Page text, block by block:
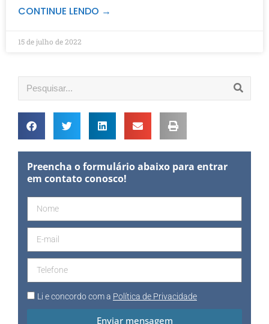
CONTINUE LENDO →
15 de julho de 2022
Preencha o formulário abaixo para entrar
em contato conosco!
Li e concordo com a Política de Privacidade
Enviar mensagem